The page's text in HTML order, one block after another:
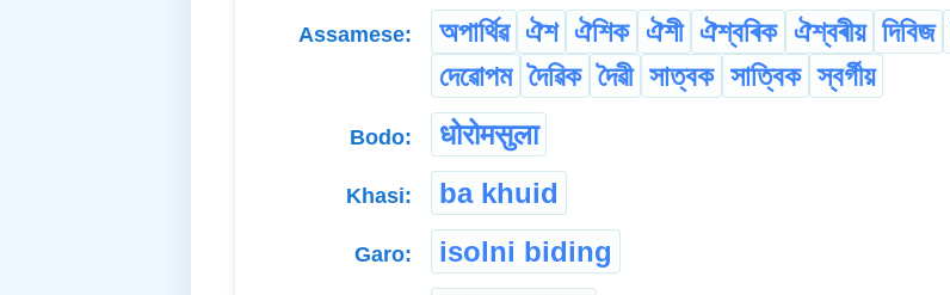
Assamese: অপাৰ্থিৱ ঐশ ঐশিক ঐশী ঐশ্বৰিক ঐশ্বৰীয় দিবিজ
দেৱোপম দৈৱিক দৈৱী সাত্বক সাত্বিক স্বৰ্গীয়
Bodo: धोरोमसुला
Khasi: ba khuid
Garo: isolni biding